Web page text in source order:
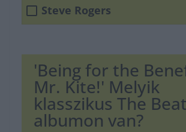
Steve Rogers
'Being for the
Mr. Kite!' Melyik
klasszikus The
albumon van?